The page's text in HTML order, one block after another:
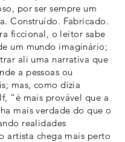
por ser sempre um
Construído. Fabricado.
ficcional, o leitor sabe
um mundo imaginário;
ali uma narrativa que
a pessoas ou
mas, como dizia
“é mais provável que a
mais verdade do que o
realidades
artista chega mais perto